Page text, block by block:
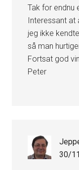
Tak for endnu
Interessant at
jeg ikke
så man
Fortsat god
Peter
30/